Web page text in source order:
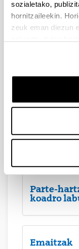
sozialetako,
hornitzaileekin.
zeuk eman diezun
Ebaluazio
Parte-
koadro
Emaitzak